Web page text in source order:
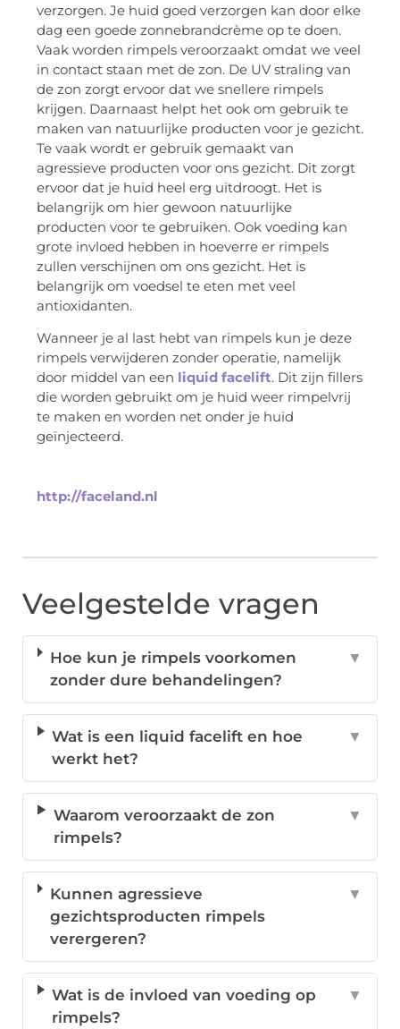
verzorgen. Je huid goed verzorgen kan door elke
dag een goede zonnebrandcrème op te doen.
Vaak worden rimpels veroorzaakt omdat we veel
in contact staan met de zon. De UV straling van
de zon zorgt ervoor dat we snellere rimpels
krijgen. Daarnaast helpt het ook om gebruik te
maken van natuurlijke producten voor je gezicht.
Te vaak wordt er gebruik gemaakt van
agressieve producten voor ons gezicht. Dit zorgt
ervoor dat je huid heel erg uitdroogt. Het is
belangrijk om hier gewoon natuurlijke
producten voor te gebruiken. Ook voeding kan
grote invloed hebben in hoeverre er rimpels
zullen verschijnen om ons gezicht. Het is
belangrijk om voedsel te eten met veel
antioxidanten.
Wanneer je al last hebt van rimpels kun je deze
rimpels verwijderen zonder operatie, namelijk
door middel van een liquid facelift. Dit zijn fillers
die worden gebruikt om je huid weer rimpelvrij
te maken en worden net onder je huid
geïnjecteerd.
http://faceland.nl
Veelgestelde vragen
Hoe kun je rimpels voorkomen
zonder dure behandelingen?
▼
Wat is een liquid facelift en hoe
werkt het?
▼
Waarom veroorzaakt de zon
rimpels?
▼
Kunnen agressieve
gezichtsproducten rimpels
verergeren?
▼
Wat is de invloed van voeding op
rimpels?
▼